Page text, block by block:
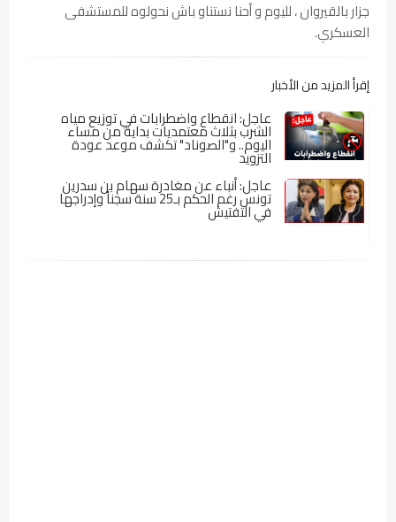
جزار بالقيروان ، لليوم و أحنا نستناو باش نحولوه للمستشفى
العسكري.
إقرأ المزيد من الأخبار
عاجل: انقطاع واضطرابات في توزيع مياه
الشرب بثلاث معتمديات بداية من مساء
اليوم.. و"الصوناد" تكشف موعد عودة
التزويد
عاجل: أنباء عن مغادرة سهام بن سدرين
تونس رغم الحكم بـ25 سنة سجناً وإدراجها
في التفتيش